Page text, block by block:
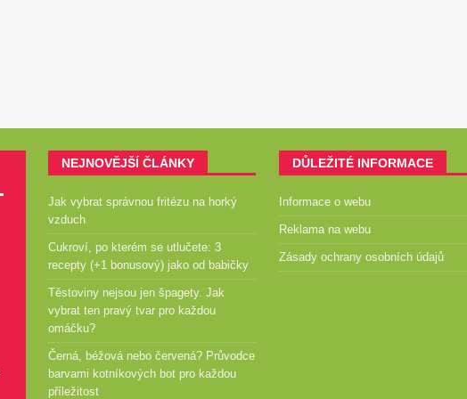
NEJNOVĚJŠÍ ČLÁNKY
Jak vybrat správnou fritézu na horký
vzduch
Cukroví, po kterém se utlučete: 3
recepty (+1 bonusový) jako od babičky
Těstoviny nejsou jen špagety. Jak
vybrat ten pravý tvar pro každou
omáčku?
Černá, béžová nebo červená? Průvodce
barvami kotníkových bot pro každou
příležitost
DŮLEŽITÉ INFORMACE
Informace o webu
Reklama na webu
Zásady ochrany osobních údajů